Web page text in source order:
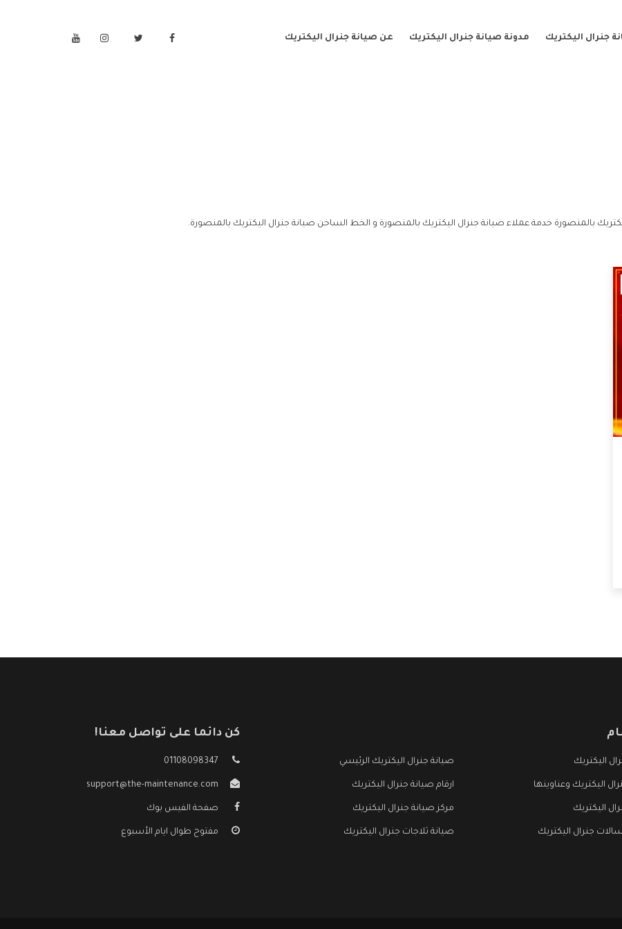
جنرال اليكتريك مدونة صيانة جنرال اليكتريك عن صيانة جنرال اليكتريك
بالمنصورة خدمة عملاء صيانة جنرال اليكتريك بالمنصورة و الخط الساخن صيانة جنرال اليكتريك بالمنصورة.
اليكتريك صيانة جنرال اليكتريك الرئيسي
اليكتريك وعناوينها ارقام صيانة جنرال اليكتريك
اليكتريك مركز صيانة جنرال اليكتريك
جنرال اليكتريك صيانة ثلاجات جنرال اليكتريك
كن دائما على تواصل معنا!
01108098347
support@the-maintenance.com
صفحة الفيس بوك
مفتوح طوال ايام الأسبوع